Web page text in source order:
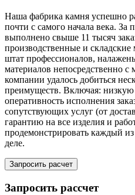
Наша фабрика камня успешно
почти с самого начала века. За
выполнено свыше 11 тысяч
производственные и
штат профессионалов,
материалов непосредственно с
компании удалось добиться
преимуществ. Включая: низкую
оперативность исполнения
сопутствующих услуг (от
гарантию на все изделия и
продемонстрировать каждый
деле.
Запросить расчет
Запросить рассчет